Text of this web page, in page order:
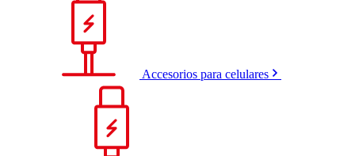
Accesorios para celulares